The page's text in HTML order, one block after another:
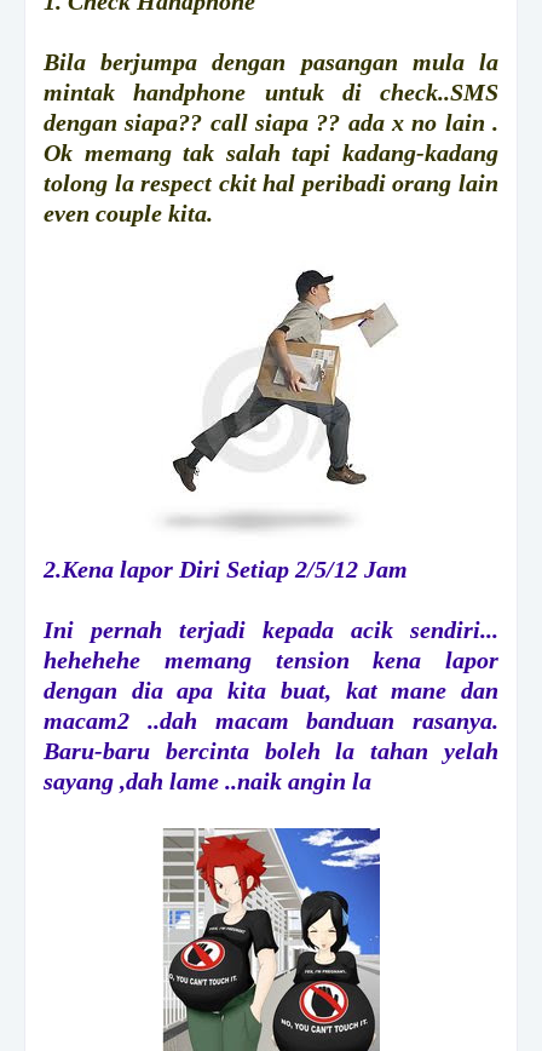
Bila berjumpa dengan pasangan mula la
mintak handphone untuk di check..SMS
dengan siapa?? call siapa ?? ada x no lain .
Ok memang tak salah tapi kadang-kadang
tolong la respect ckit hal peribadi orang lain
even couple kita.
2.Kena lapor Diri Setiap 2/5/12 Jam
Ini pernah terjadi kepada acik sendiri...
hehehehe memang tension kena lapor
dengan dia apa kita buat, kat mane dan
macam2 ..dah macam banduan rasanya.
Baru-baru bercinta boleh la tahan yelah
sayang ,dah lame ..naik angin la